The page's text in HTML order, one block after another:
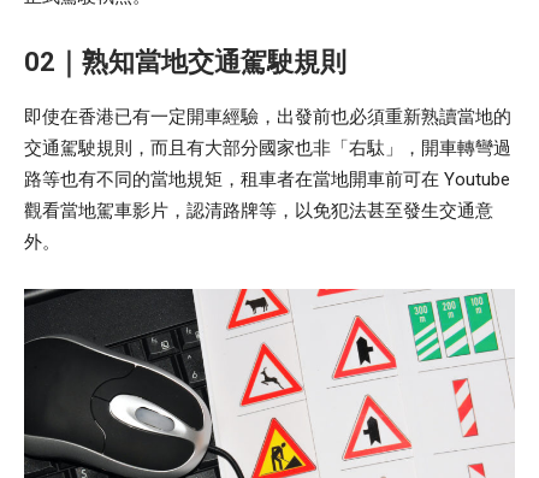
02｜熟知當地交通駕駛規則
即使在香港已有一定開車經驗，出發前也必須重新熟讀當地的
交通駕駛規則，而且有大部分國家也非「右駄」，開車轉彎過
路等也有不同的當地規矩，租車者在當地開車前可在 Youtube
觀看當地駕車影片，認清路牌等，以免犯法甚至發生交通意
外。